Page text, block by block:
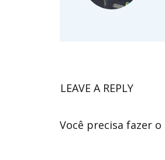
LEAVE A REPLY
Você precisa fazer o